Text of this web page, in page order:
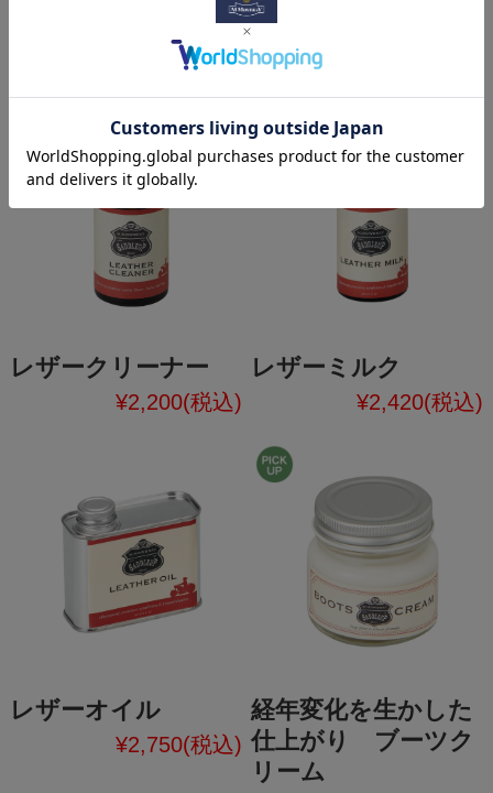
レザークリーナー
¥2,200(税込)
レザーミルク
¥2,420(税込)
レザーオイル
¥2,750(税込)
経年変化を生かした
仕上がり ブーツク
リーム